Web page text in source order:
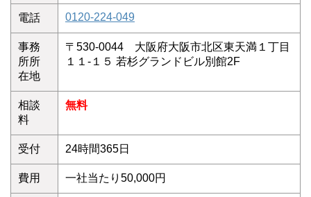
電話 0120-224-049
事務
所所
在地
〒530-0044 大阪府大阪市北区東天満１丁目
１１-１５ 若杉グランドビル別館2F
相談
料
無料
受付 24時間365日
費用 一社当たり50,000円